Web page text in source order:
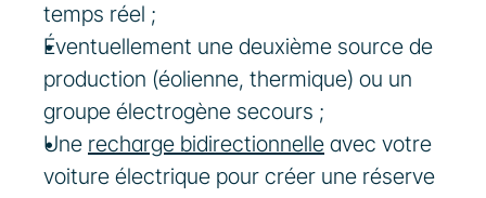
temps réel ;
Éventuellement une deuxième source de
production (éolienne, thermique) ou un
groupe électrogène secours ;
Une recharge bidirectionnelle avec votre
voiture électrique pour créer une réserve